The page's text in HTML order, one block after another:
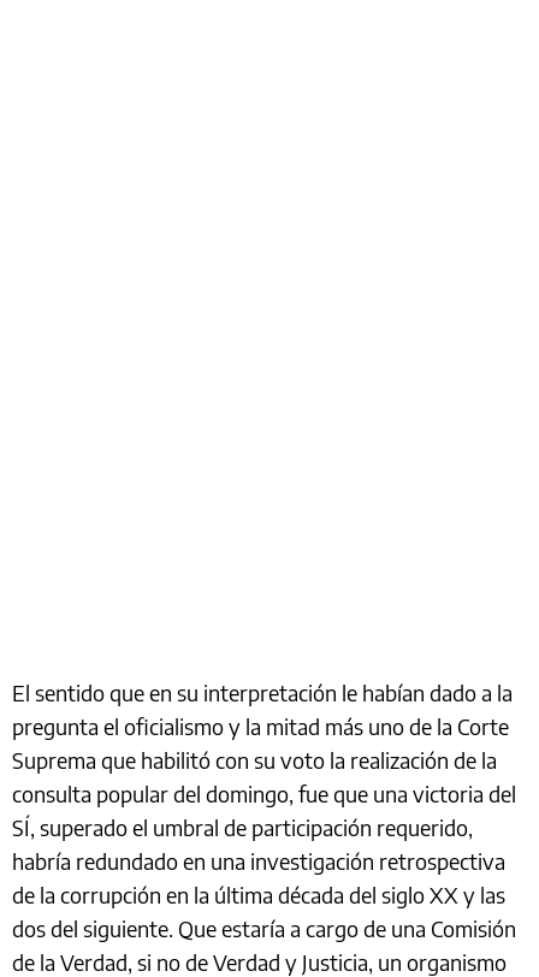
El sentido que en su interpretación le habían dado a la
pregunta el oficialismo y la mitad más uno de la Corte
Suprema que habilitó con su voto la realización de la
consulta popular del domingo, fue que una victoria del
SÍ, superado el umbral de participación requerido,
habría redundado en una investigación retrospectiva
de la corrupción en la última década del siglo XX y las
dos del siguiente. Que estaría a cargo de una Comisión
de la Verdad, si no de Verdad y Justicia, un organismo